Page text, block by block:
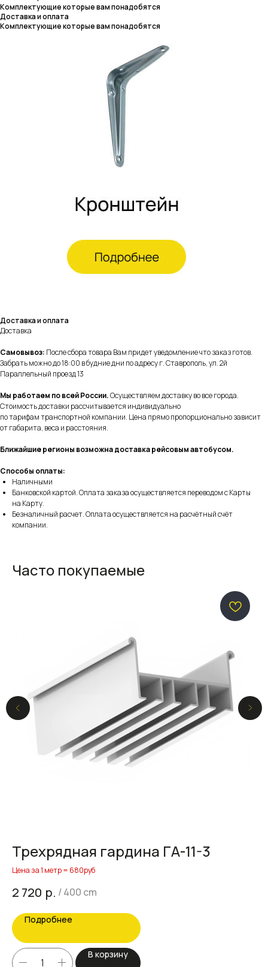
Комплектующие которые вам понадобятся
Доставка и оплата
Комплектующие которые вам понадобятся
Доставка и оплата
Доставка
Самовывоз: После сбора товара Вам придет уведомление что заказ готов.
Забрать можно до 18:00 в будние дни по адресу г. Ставрополь, ул. 2й
Параллельный проезд 13
Мы работаем по всей России.Осуществляем доставку во все города.
Стоимость доставки рассчитывается индивидуально
по тарифам транспортной компании. Цена прямо пропорционально зависит
от габарита, веса и расстояния.
Ближайшие регионы возможна доставка рейсовым автобусом.
Способы оплаты:
Наличными
Банковской картой. Оплата заказа осуществляется переводом с Карты
на Карту.
Безналичный расчет. Оплата осуществляется на расчётный счёт
компании.
Часто покупаемые
Трехрядная гардина ГА-11-3
Цена за 1 метр = 680руб
2 720 р. /400 cm
Подробнее
В корзину